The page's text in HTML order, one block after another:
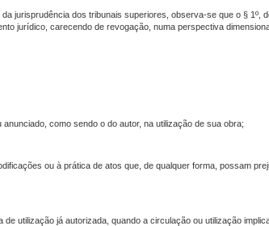
jurisprudência dos tribunais superiores, observa-se que o § 1º,
jurídico, carecendo de revogação, numa perspectiva
como sendo o do autor, na utilização de sua obra;
ou à prática de atos que, de qualquer forma, possam
utilização já autorizada, quando a circulação ou utilização